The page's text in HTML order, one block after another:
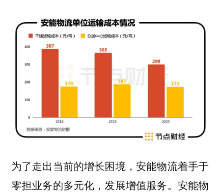
为了走出当前的增长困境，安能物流着手于
零担业务的多元化，发展增值服务。安能物